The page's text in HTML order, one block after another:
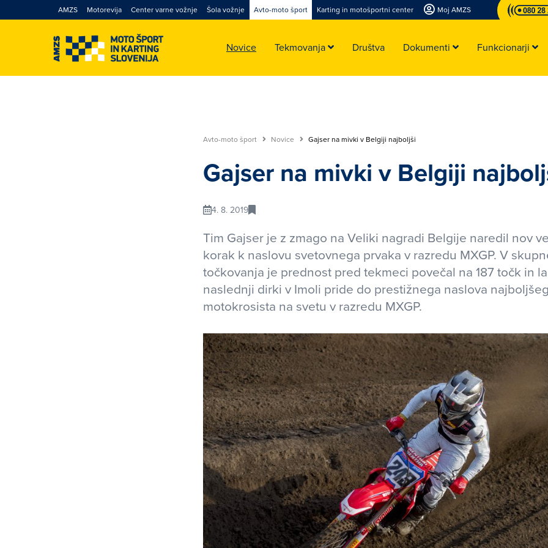
AMZS Motorevija Center varne vožnje Šola vožnje Avto-moto šport Karting in motošportni center Moj AMZS
Novice Tekmovanja Društva Dokumenti Funkcionarji
Avto-moto šport Novice Gajser na mivki v Belgiji najboljši
Gajser na mivki v Belgiji
4. 8. 2019
Tim Gajser je z zmago na Veliki nagradi Belgije naredil nov
korak k naslovu svetovnega prvaka v razredu MXGP. V
točkovanja je prednost pred tekmeci povečal na 187 točk in
naslednji dirki v Imoli pride do prestižnega naslova
motokrosista na svetu v razredu MXGP.